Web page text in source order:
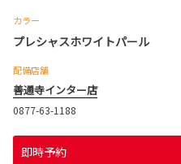
カラー
プレシャスホワイトパール
配備店舗
善通寺インター店
0877-63-1188
即時予約